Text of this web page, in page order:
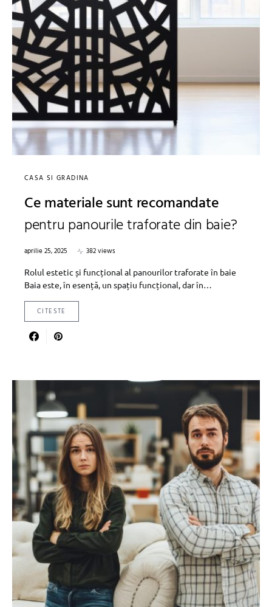
CASA SI GRADINA
Ce materiale sunt recomandate
pentru panourile traforate din baie?
aprilie 25, 2025
382 views
Rolul estetic și funcțional al panourilor traforate în baie
Baia este, în esență, un spațiu funcțional, dar în…
CITESTE